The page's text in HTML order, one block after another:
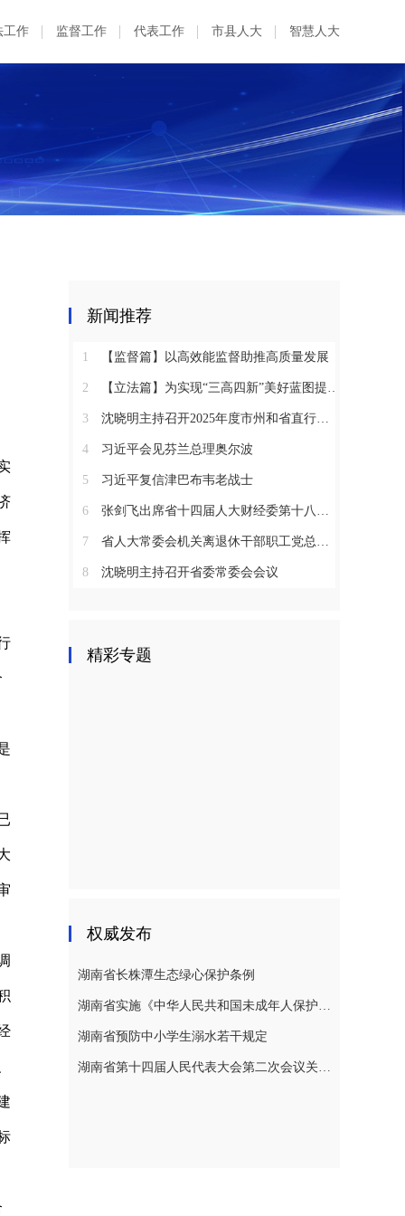
工作 监督工作 代表工作 市县人大 智慧人大
新闻推荐
1 【监督篇】以高效能监督助推高质量发展
2 【立法篇】为实现“三高四新”美好蓝图提供坚实法治保障
3 沈晓明主持召开2025年度市州和省直行业系统党（工）委书记抓基层党建工作述职评议会议
4 习近平会见芬兰总理奥尔波
5 习近平复信津巴布韦老战士
6 张剑飞出席省十四届人大财经委第十八次全体会议
7 省人大常委会机关离退休干部职工党总支召开2025年度总结表彰大会
8 沈晓明主持召开省委常委会会议
精彩专题
权威发布
湖南省长株潭生态绿心保护条例
湖南省实施《中华人民共和国未成年人保护法》若干规定
湖南省预防中小学生溺水若干规定
湖南省第十四届人民代表大会第二次会议关于湖南省人民代表大会常务委员会工作报告的决议